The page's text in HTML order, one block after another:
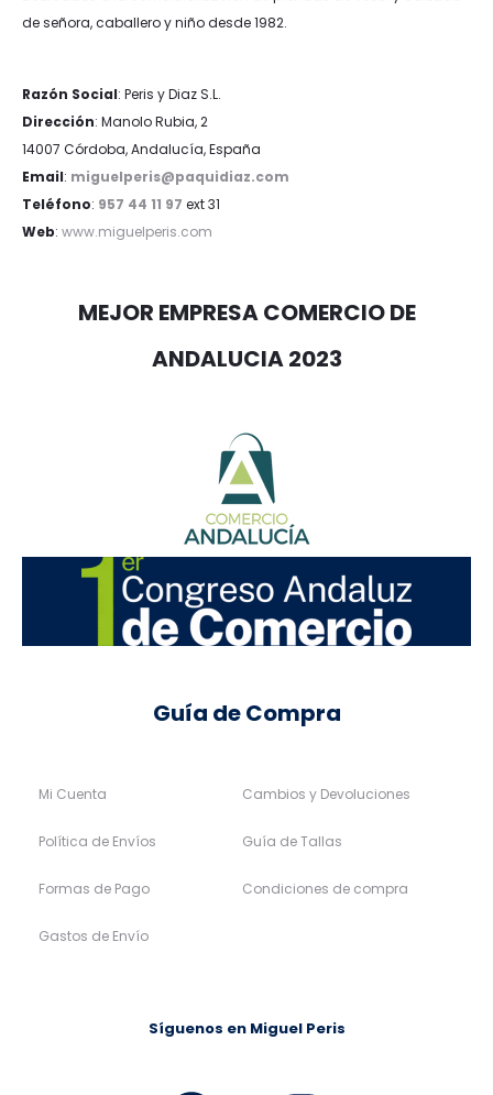
de señora, caballero y niño desde 1982.
Razón Social: Peris y Diaz S.L.
Dirección: Manolo Rubia, 2
14007 Córdoba, Andalucía, España
Email: miguelperis@paquidiaz.com
Teléfono: 957 44 11 97 ext 31
Web: www.miguelperis.com
MEJOR EMPRESA COMERCIO DE
ANDALUCIA 2023
Guía de Compra
Mi Cuenta
Política de Envíos
Formas de Pago
Gastos de Envío
Cambios y Devoluciones
Guía de Tallas
Condiciones de compra
Síguenos en Miguel Peris